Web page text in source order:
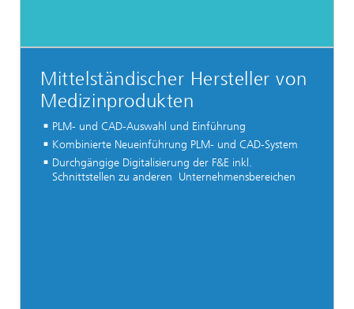
Mittelständischer Hersteller von
Medizinprodukten
PLM- und CAD-Auswahl und Einführung
Kombinierte Neueinführung PLM- und CAD-System
Durchgängige Digitalisierung der F&E inkl.
Schnittstellen zu anderen Unternehmensbereichen